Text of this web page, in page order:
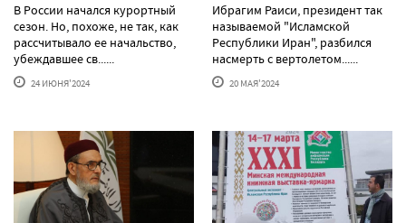
В России начался курортный
сезон. Но, похоже, не так, как
рассчитывало ее начальство,
убеждавшее св......
24 ИЮНЯ'2024
Ибрагим Раиси, президент так
называемой "Исламской
Республики Иран", разбился
насмерть с вертолетом......
20 МАЯ'2024